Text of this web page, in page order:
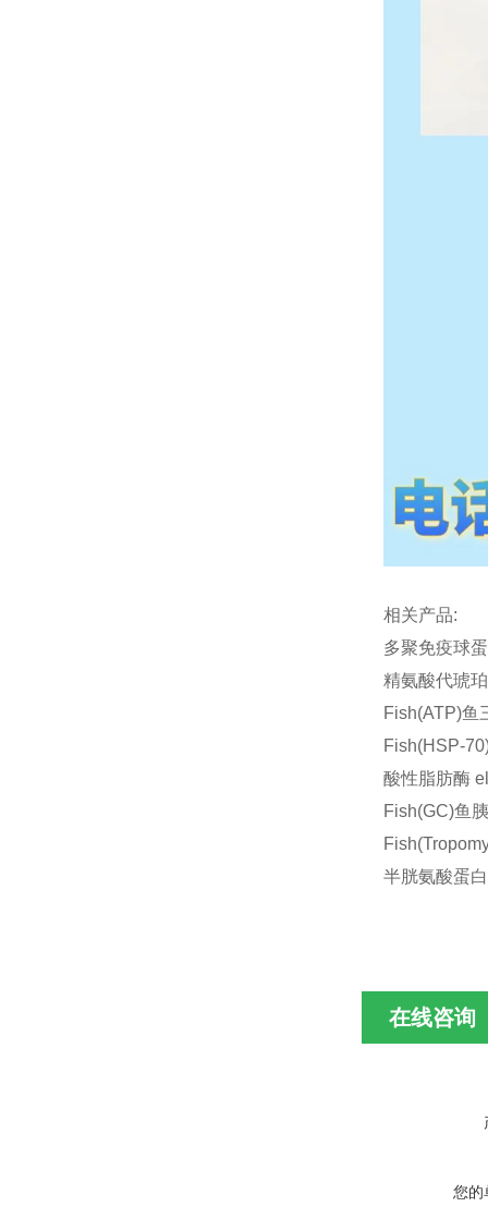
相关产品:
多聚免疫球
精氨酸代琥
Fish(ATP)鱼
Fish(HSP-
酸性脂肪酶
Fish(GC)鱼
半胱氨酸蛋
在线咨询
您的